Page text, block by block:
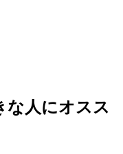
な人にオスス